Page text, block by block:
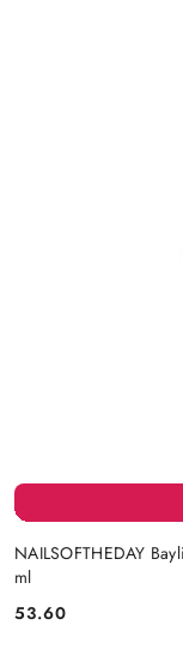
NAILSOFTHEDAY
ml
Cena:
53.60